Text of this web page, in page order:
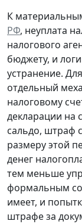
К
РФ, неуплата
налогового
бюджету, и
устранение.
отдельный
налоговому
декларации на
сальдо, штраф
размеру этой
денег
тем меньше
формальным
имеет, и
штрафе за